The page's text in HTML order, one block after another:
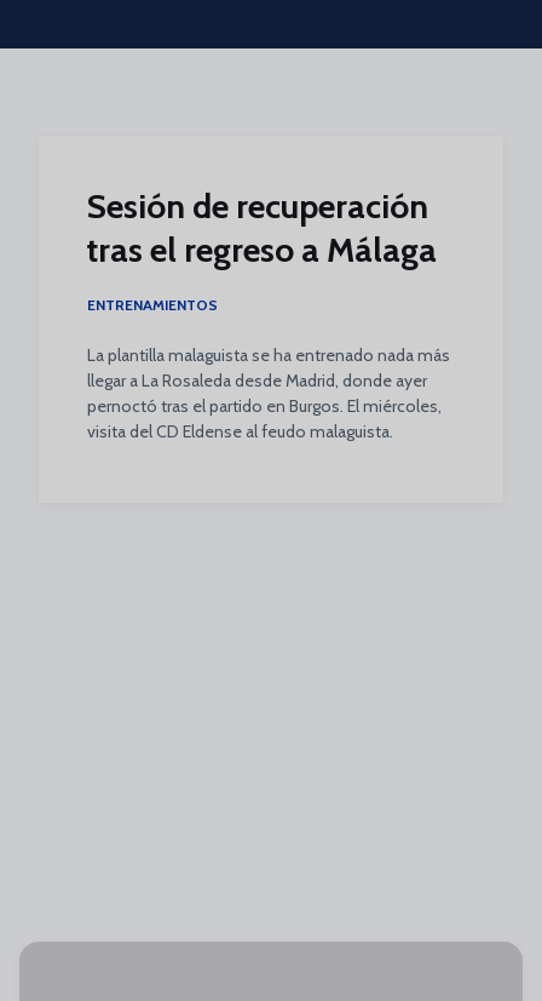
Skip to main content
Sesión de recuperación
tras el regreso a Málaga
ENTRENAMIENTOS
La plantilla malaguista se ha entrenado nada más
llegar a La Rosaleda desde Madrid, donde ayer
pernoctó tras el partido en Burgos. El miércoles,
visita del CD Eldense al feudo malaguista.